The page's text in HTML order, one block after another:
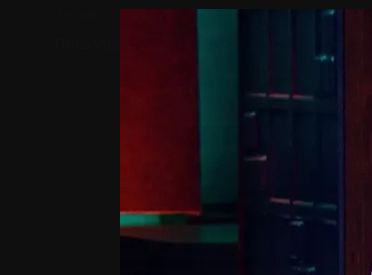
Телефон поддержки:+7 (727) 323 10 92